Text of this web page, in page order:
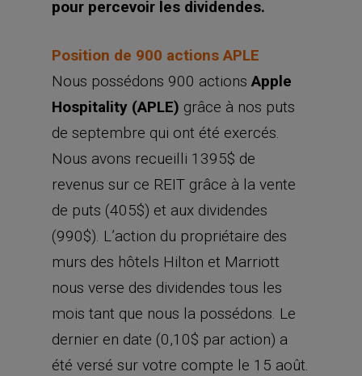
pour percevoir les dividendes.
Position de 900 actions APLE
Nous possédons 900 actionsApple
Hospitality (APLE) grâce à nos puts
de septembre qui ont été exercés.
Nous avons recueilli 1395$ de
revenus sur ce REIT grâce à la vente
de puts (405$) et aux dividendes
(990$). L’action du propriétaire des
murs des hôtels Hilton et Marriott
nous verse des dividendes tous les
mois tant que nous la possédons. Le
dernier en date (0,10$ par action) a
été versé sur votre compte le 15 août.